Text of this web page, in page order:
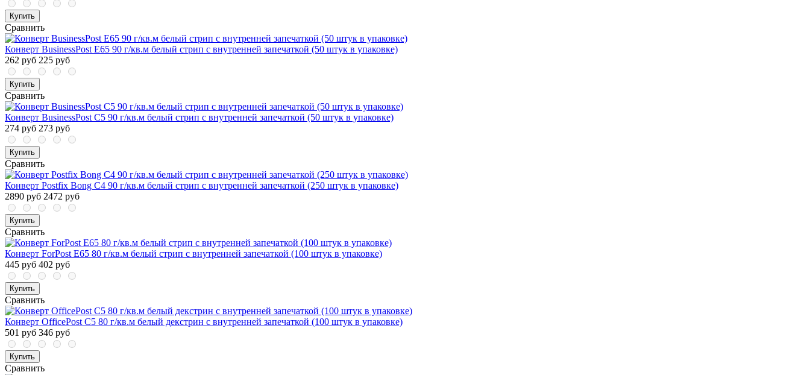
Купить
Сравнить
Конверт BusinessPost E65 90 г/кв.м белый стрип с внутренней запечаткой (50 штук в упаковке)
262 руб 225 руб
Купить
Сравнить
Конверт BusinessPost C5 90 г/кв.м белый стрип с внутренней запечаткой (50 штук в упаковке)
274 руб 273 руб
Купить
Сравнить
Конверт Postfix Bong C4 90 г/кв.м белый стрип с внутренней запечаткой (250 штук в упаковке)
2890 руб 2472 руб
Купить
Сравнить
Конверт ForPost Е65 80 г/кв.м белый стрип с внутренней запечаткой (100 штук в упаковке)
445 руб 402 руб
Купить
Сравнить
Конверт OfficePost С5 80 г/кв.м белый декстрин с внутренней запечаткой (100 штук в упаковке)
501 руб 346 руб
Купить
Сравнить